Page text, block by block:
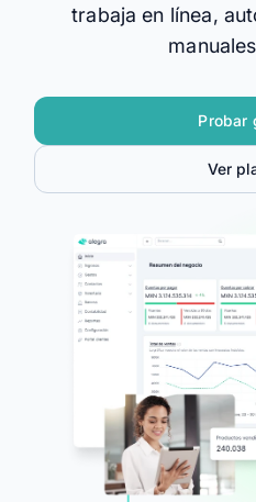
PARA CONTADORES
Alegra para Contadores
Iniciar Sesión
Agendar Demo
trabaja en línea,
Probar
Ver